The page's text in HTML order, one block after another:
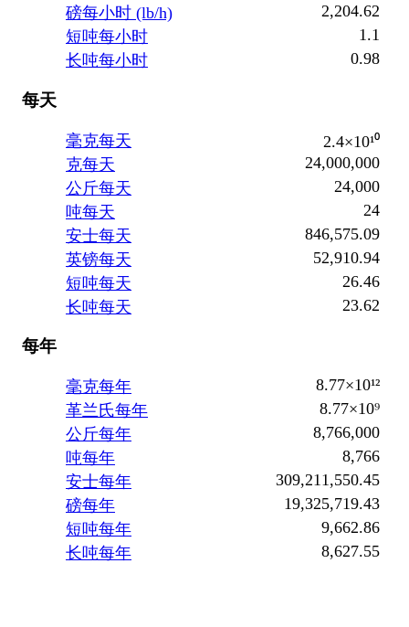
磅每小时 (lb/h)
2,204.62
短吨每小时
1.1
长吨每小时
0.98
每天
毫克每天
2.4×10¹⁰
克每天
24,000,000
公斤每天
24,000
吨每天
24
安士每天
846,575.09
英镑每天
52,910.94
短吨每天
26.46
长吨每天
23.62
每年
毫克每年
8.77×10¹²
革兰氏每年
8.77×10⁹
公斤每年
8,766,000
吨每年
8,766
安士每年
309,211,550.45
磅每年
19,325,719.43
短吨每年
9,662.86
长吨每年
8,627.55